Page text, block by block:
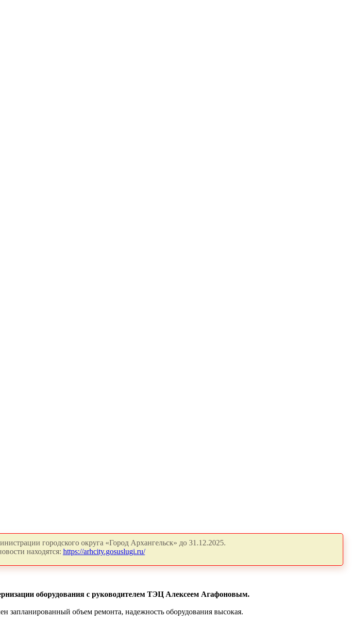
городского округа «Город Архангельск» до 31.12.2025.
находятся: https://arhcity.gosuslugi.ru/
оборудования с руководителем ТЭЦ Алексеем Агафоновым.
запланированный объем ремонта, надежность оборудования высокая.